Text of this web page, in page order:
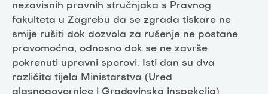
nezavisnih pravnih stručnjaka s Pravnog
fakulteta u Zagrebu da se zgrada tiskare ne
smije rušiti dok dozvola za rušenje ne postane
pravomoćna, odnosno dok se ne završe
pokrenuti upravni sporovi. Isti dan su dva
različita tijela Ministarstva (Ured